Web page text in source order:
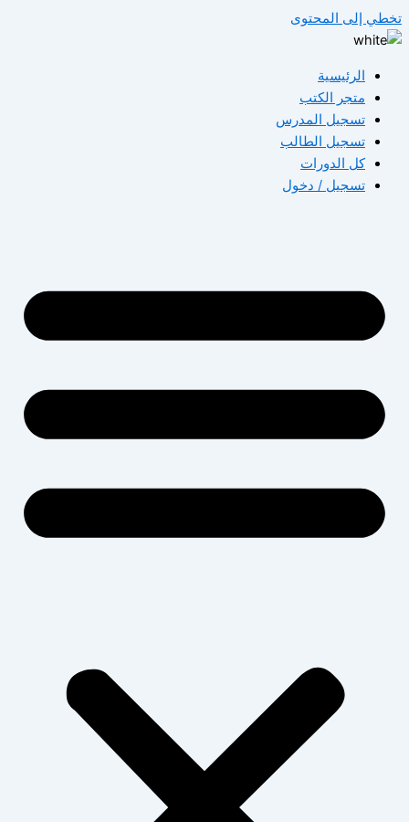
تخطي إلى المحتوى
الرئيسية
متجر الكتب
تسجيل المدرس
تسجيل الطالب
كل الدورات
تسجيل / دخول